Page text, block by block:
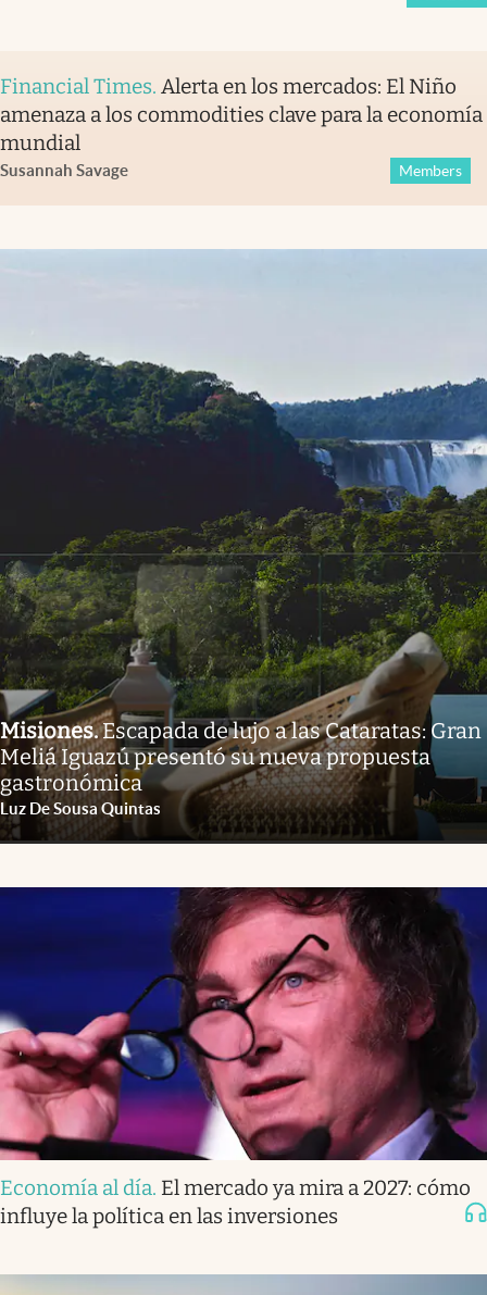
Financial Times. Alerta en los mercados: El Niño
amenaza a los commodities clave para la economía
mundial
Susannah Savage Members
Misiones.Escapada de lujo a las Cataratas: Gran
Meliá Iguazú presentó su nueva propuesta
gastronómica
Luz De Sousa Quintas
Economía al día. El mercado ya mira a 2027: cómo
influye la política en las inversiones